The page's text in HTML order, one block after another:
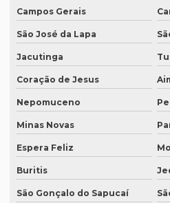
Equipamentos para interpretação
Equipamentos necessários para
Equipamentos de tradução
Interpretação simultânea
Intérprete alemão profissional
Intérprete para congressos
Intérprete consecutivo
Campos Gerais
São José da Lapa
Jacutinga
Coração de Jesus
Nepomuceno
Minas Novas
Espera Feliz
Buritis
São Gonçalo do Sapucaí